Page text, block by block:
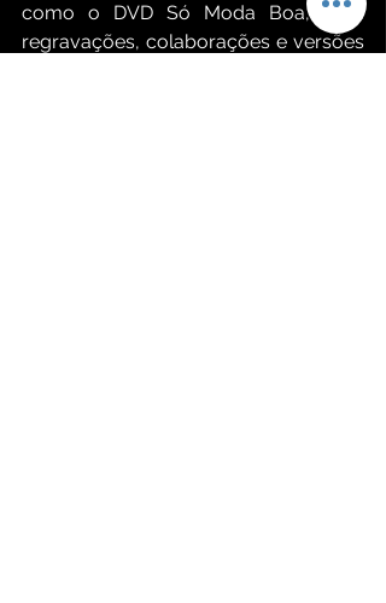
como o DVD Só Moda Boa, com
regravações, colaborações e versões